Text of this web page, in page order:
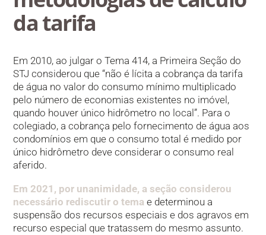
da tarifa
Em 2010, ao julgar o Tema 414, a Primeira Seção do
STJ considerou que “não é lícita a cobrança da tarifa
de água no valor do consumo mínimo multiplicado
pelo número de economias existentes no imóvel,
quando houver único hidrômetro no local”. Para o
colegiado, a cobrança pelo fornecimento de água aos
condomínios em que o consumo total é medido por
único hidrômetro deve considerar o consumo real
aferido.
Em 2021, por unanimidade, a seção considerou
necessário rediscutir o tema e determinou a
suspensão dos recursos especiais e dos agravos em
recurso especial que tratassem do mesmo assunto.